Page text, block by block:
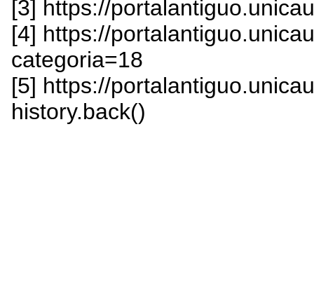
[3] https://
[4] https://
categoria=18
[5] https://
history.back()